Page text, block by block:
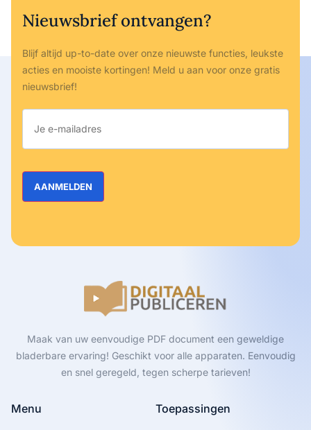
Nieuwsbrief ontvangen?
Blijf altijd up-to-date over onze nieuwste functies, leukste
acties en mooiste kortingen! Meld u aan voor onze gratis
nieuwsbrief!
Maak van uw eenvoudige PDF document een geweldige
bladerbare ervaring! Geschikt voor alle apparaten. Eenvoudig
en snel geregeld, tegen scherpe tarieven!
Menu Toepassingen